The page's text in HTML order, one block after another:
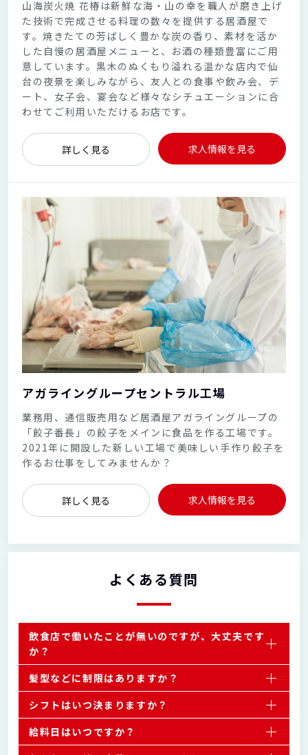
山海炭火焼 花椿は新鮮な海・山の幸を職人が磨き上げ
た技術で完成させる料理の数々を提供する居酒屋で
す。焼きたての芳ばしく豊かな炭の香り、素材を活か
した自慢の居酒屋メニューと、お酒の種類豊富にご用
意しています。黒木のぬくもり溢れる温かな店内で仙
台の夜景を楽しみながら、友人との食事や飲み会、デ
ート、女子会、宴会など様々なシチュエーションに合
わせてご利用いただけるお店です。
詳しく見る 求人情報を見る
アガライングループセントラル工場
業務用、通信販売用など居酒屋アガライングループの
「餃子番長」の餃子をメインに食品を作る工場です。
2021年に開設した新しい工場で美味しい手作り餃子を
作るお仕事をしてみませんか？
詳しく見る 求人情報を見る
よくある質問
飲食店で働いたことが無いのですが、大丈夫です
か？
髪型などに制限はありますか？
シフトはいつ決まりますか？
給料日はいつですか？